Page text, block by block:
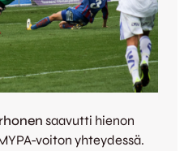
saavutti hienon
voiton yhteydessä.